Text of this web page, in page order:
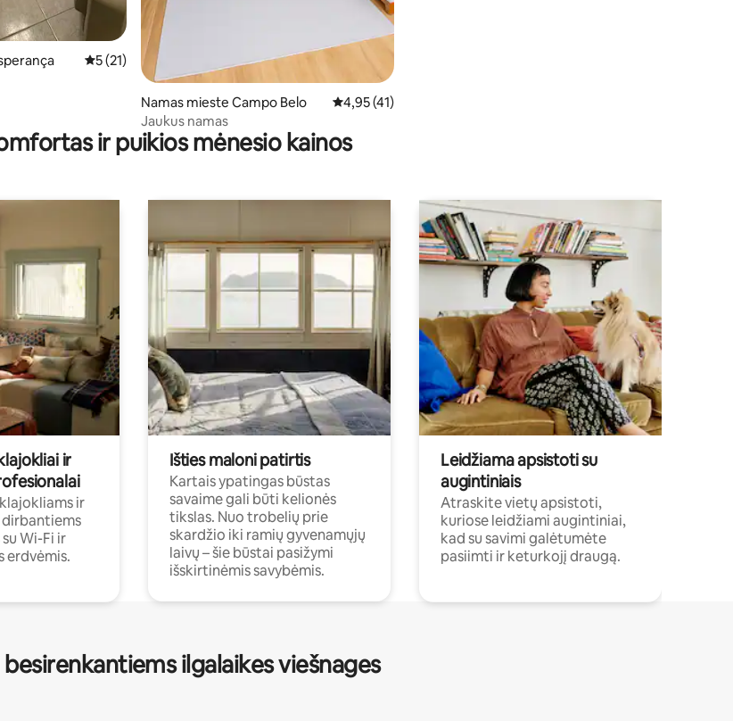
Vidutinis įvertinimas: 5 iš 5, atsiliepimų: 21
5 (21)
Namas mieste Campo Belo Vidutinis įvertinimas: 4,95 iš 5, atsiliepimų: 41
4,95 (41)
Jaukus namas
ir puikios mėnesio kainos
ir
ir
Wi-Fi ir
erdvėmis.
Išties maloni patirtis
Kartais ypatingas būstas
savaime gali būti kelionės
tikslas. Nuo trobelių prie
skardžio iki ramių gyvenamųjų
laivų – šie būstai pasižymi
išskirtinėmis savybėmis.
Leidžiama apsistoti su
augintiniais
Atraskite vietų apsistoti,
kuriose leidžiami augintiniai,
kad su savimi galėtumėte
pasiimti ir keturkojį draugą.
ilgalaikes viešnages